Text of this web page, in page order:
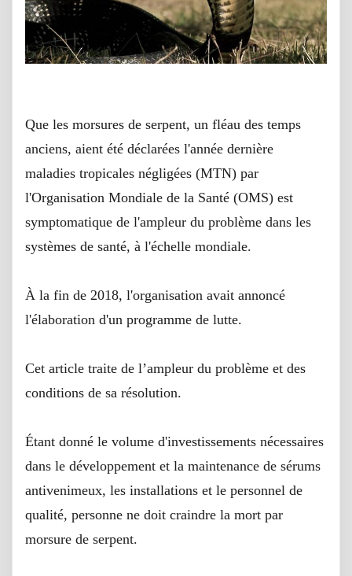
Que les morsures de serpent, un fléau des temps
anciens, aient été déclarées l'année dernière
maladies tropicales négligées (MTN) par
l'Organisation Mondiale de la Santé (OMS) est
symptomatique de l'ampleur du problème dans les
systèmes de santé, à l'échelle mondiale.
À la fin de 2018, l'organisation avait annoncé
l'élaboration d'un programme de lutte.
Cet article traite de l’ampleur du problème et des
conditions de sa résolution.
Étant donné le volume d'investissements nécessaires
dans le développement et la maintenance de sérums
antivenimeux, les installations et le personnel de
qualité, personne ne doit craindre la mort par
morsure de serpent.